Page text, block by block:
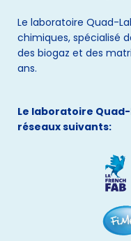
Le laboratoire Quad-
chimiques, spécialisé
des biogaz et des
ans.
Le laboratoire
réseaux suivants: